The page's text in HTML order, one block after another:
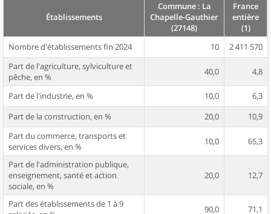
Établissements
Commune : La
Chapelle-Gauthier
(27148)
France
entière
(1)
Nombre d'établissements fin 2024
10
2 411 570
Part de l'agriculture, sylviculture et
pêche, en %
40,0 4,8
Part de l'industrie, en % 10,0
6,3
Part de la construction, en %
20,0
10,9
Part du commerce, transports et
services divers, en %
10,0 65,3
Part de l'administration publique,
enseignement, santé et action
sociale, en %
20,0 12,7
Part des établissements de 1 à 9
90,0 71,1